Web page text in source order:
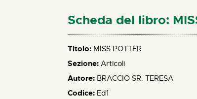
Scheda del libro:
Titolo: MISS POTTER
Sezione: Articoli
Autore: BRACCIO SR. TERESA
Codice: Ed1